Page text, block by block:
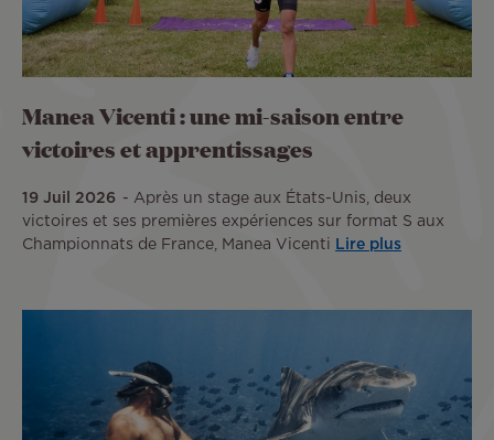
Manea Vicenti : une mi-saison entre
victoires et apprentissages
19 Juil 2026
Après un stage aux États-Unis, deux
victoires et ses premières expériences sur format S aux
Championnats de France, Manea Vicenti
Lire plus